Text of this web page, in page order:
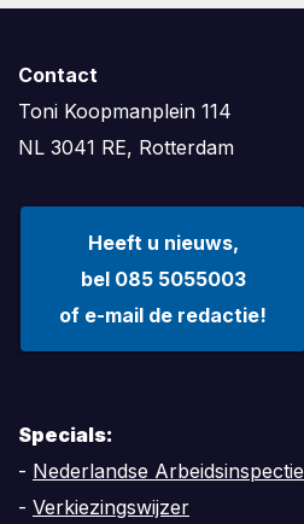
Contact
Toni Koopmanplein 114
NL 3041 RE, Rotterdam
Heeft u nieuws,
bel 085 5055003
of e-mail de redactie!
Specials:
- Nederlandse Arbeidsinspectie
- Verkiezingswijzer